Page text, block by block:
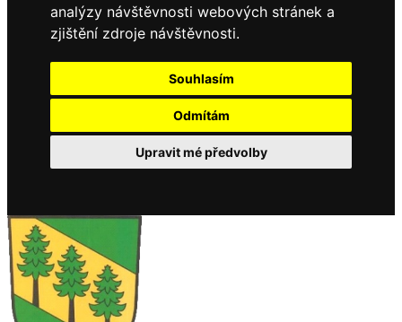
analýzy návštěvnosti webových stránek a
zjištění zdroje návštěvnosti.
Souhlasím
Odmítám
Upravit mé předvolby